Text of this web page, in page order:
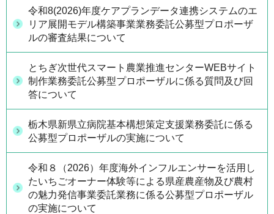
令和8(2026)年度ケアプランデータ連携システムのエ
リア展開モデル構築事業業務委託公募型プロポーザ
ルの審査結果について
とちぎ次世代スマート農業推進センターWEBサイト
制作業務委託公募型プロポーザルに係る質問及び回
答について
栃木県新県立病院基本構想策定支援業務委託に係る
公募型プロポーザルの実施について
令和８（2026）年度海外インフルエンサーを活用し
たいちごオーナー体験等による県産農産物及び農村
の魅力発信事業委託業務に係る公募型プロポーザル
の実施について